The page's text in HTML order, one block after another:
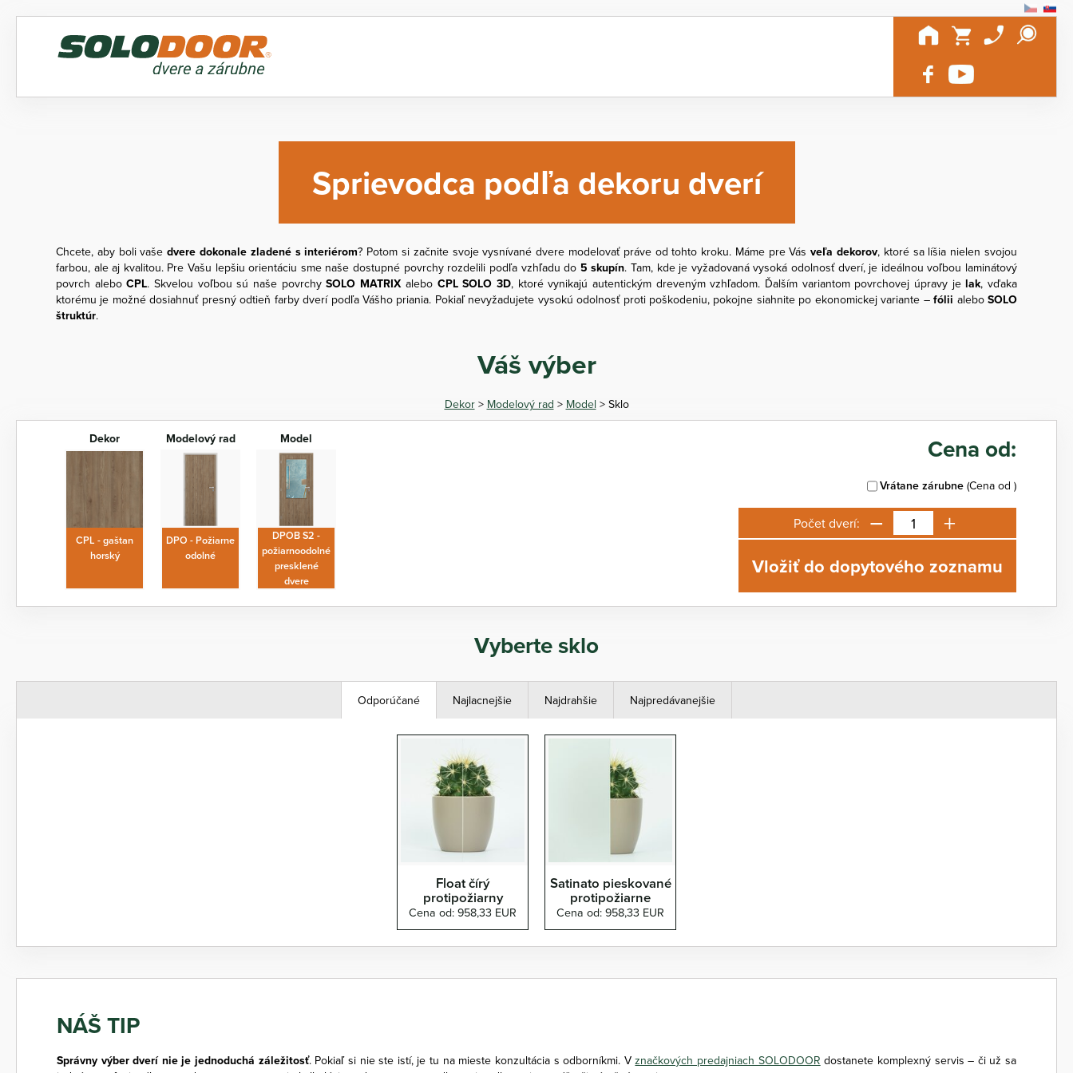
Sprievodca podľa dekoru dverí
Chcete, aby boli vašedvere dokonale zladené s interiérom? Potom si začnite svoje vysnívané dvere modelovať práve od tohto kroku. Máme pre Vásveľa dekorov, ktoré sa líšia nielen svojou
farbou, ale aj kvalitou. Pre Vašu lepšiu orientáciu sme naše dostupné povrchy rozdelili podľa vzhľadu do 5 skupín. Tam, kde je vyžadovaná vysoká odolnosť dverí, je ideálnou voľbou laminátový
povrch aleboCPL. Skvelou voľbou sú naše povrchySOLO MATRIXalebo CPL SOLO 3D, ktoré vynikajú autentickým dreveným vzhľadom. Ďalším variantom povrchovej úpravy jelak, vďaka
ktorému je možné dosiahnuť presný odtieň farby dverí podľa Vášho priania. Pokiaľ nevyžadujete vysokú odolnosť proti poškodeniu, pokojne siahnite po ekonomickej variante –fólii aleboSOLO
štruktúr.
Váš výber
Dekor> Modelový rad > Model > Sklo
Dekor
CPL - gaštan
horský
Modelový rad
DPO - Požiarne
odolné
Model
DPOB S2 -
požiarnoodolné
presklené
dvere
Cena od:
Vrátane zárubne (Cena od )
Počet dverí: − +
Vložiť do dopytového zoznamu
Vyberte sklo
Odporúčané Najlacnejšie Najdrahšie Najpredávanejšie
Float čírý
protipožiarny
Cena od: 958,33 EUR
Satinato pieskované
protipožiarne
Cena od: 958,33 EUR
NÁŠ TIP
Správny výber dverí nie je jednoduchá záležitosť. Pokiaľ si nie ste istí, je tu na mieste konzultácia s odborníkmi. Vznačkových predajniach SOLODOOR dostanete komplexný servis – či už sa